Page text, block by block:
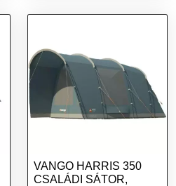
VANGO HARRIS 350
CSALÁDI SÁTOR,